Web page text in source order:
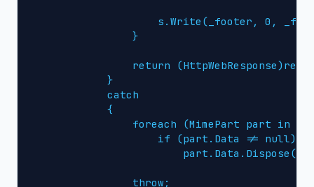
s.Write(_footer, 0,
                }
return
            }
            catch
            {
foreach (MimePart part in
                    if (part.Data != null)
                        part.Data.Dispose();
                throw;